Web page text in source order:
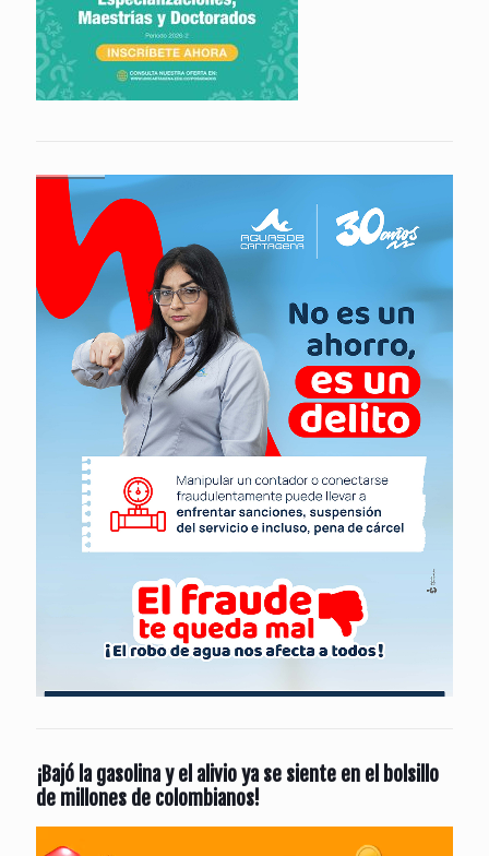
¡Bajó la gasolina y el alivio ya se siente en el bolsillo
de millones de colombianos!